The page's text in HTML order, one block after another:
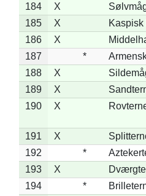
184
X
185
X
186
X
187
*
188
X
189
X
190
X
191 X
192
*
193
X
194
*